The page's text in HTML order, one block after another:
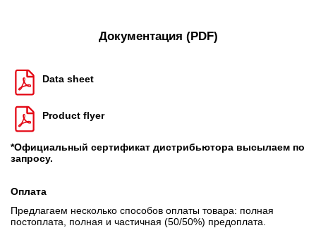
Документация (PDF)
Data sheet
Product flyer
*Официальный сертификат дистрибьютора высылаем по
запросу.
Оплата
Предлагаем несколько способов оплаты товара: полная
постоплата, полная и частичная (50/50%) предоплата.